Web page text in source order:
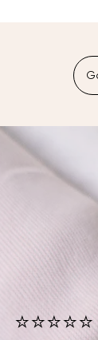
⭐⭐⭐⭐⭐